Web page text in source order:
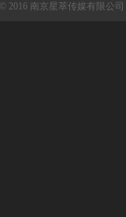
© 2016 南京星萃传媒有限公司